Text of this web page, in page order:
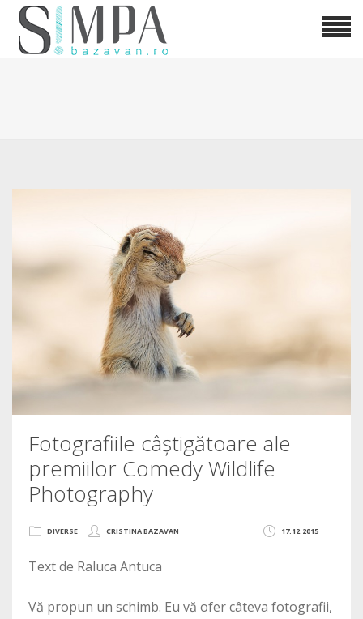
Fotografiile câștigătoare ale
premiilor Comedy Wildlife
Photography
17.12.2015
DIVERSE CRISTINA BAZAVAN
Text de Raluca Antuca
Vă propun un schimb. Eu vă ofer câteva fotografii,